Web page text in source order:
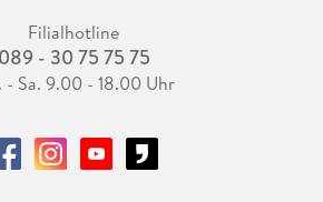
Filialhotline
089 - 30 75 75 75
- Sa. 9.00 - 18.00 Uhr